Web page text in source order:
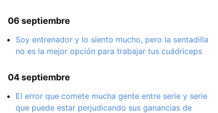
06 septiembre
Soy entrenador y lo siento mucho, pero la sentadilla
no es la mejor opción para trabajar tus cuádriceps
04 septiembre
El error que comete mucha gente entre serie y serie
que puede estar perjudicando sus ganancias de